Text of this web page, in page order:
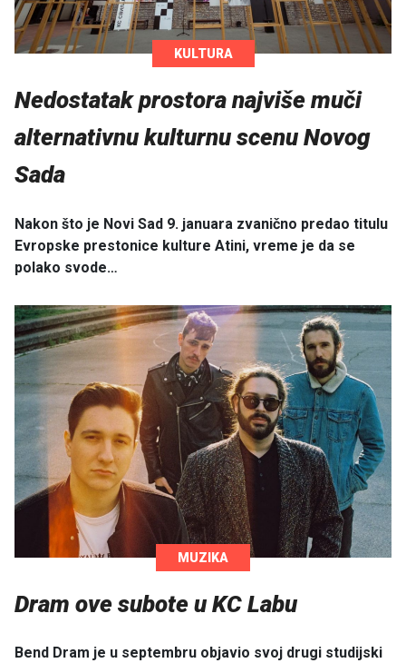
KULTURA
Nedostatak prostora najviše muči
alternativnu kulturnu scenu Novog
Sada
Nakon što je Novi Sad 9. januara zvanično predao titulu
Evropske prestonice kulture Atini, vreme je da se
polako svode…
MUZIKA
Dram ove subote u KC Labu
Bend Dram je u septembru objavio svoj drugi studijski